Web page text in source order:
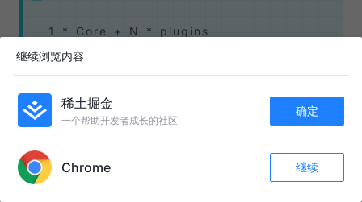
1 * Core + N * plugins
关于这个架构，有兴趣的可以参考这篇文章
🔥 微内核架
😂。
然后我们这里就简单讲下清空和回退操作吧（当然其余其
683
继续浏览内容
稀土掘金
一个帮助开发者成长的社区
确定
Chrome 继续